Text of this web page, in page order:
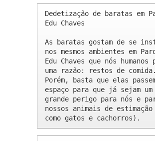
Dedetização de baratas em
Edu Chaves
As baratas gostam de se
nos mesmos ambientes em
Edu Chaves que nós humanos
uma razão: restos de comida.
Porém, basta que elas
espaço para que já sejam um
grande perigo para nós e
nossos animais de
como gatos e cachorros).